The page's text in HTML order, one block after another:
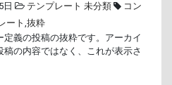
日 テンプレート 未分類
コン
ート,抜粋
定義の投稿の抜粋です。アーカイ
稿の内容ではなく、これが表示さ